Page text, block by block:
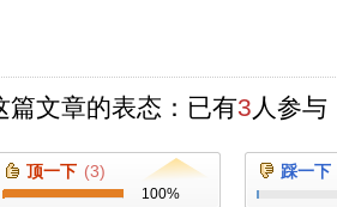
篇文章的表态：已有3 人参与
顶一下 (3)
100%
踩一下